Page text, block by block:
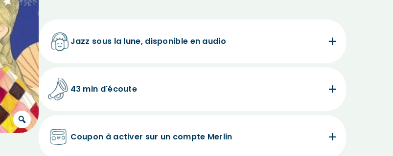
Jazz sous la lune, disponible en audio
43 min d'écoute
Coupon à activer sur un compte Merlin